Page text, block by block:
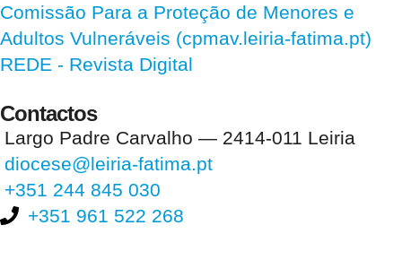
Comissão Para a Proteção de Menores e
Adultos Vulneráveis (cpmav.leiria-fatima.pt)
REDE - Revista Digital
Contactos
Largo Padre Carvalho — 2414-011 Leiria
diocese@leiria-fatima.pt
+351 244 845 030
+351 961 522 268